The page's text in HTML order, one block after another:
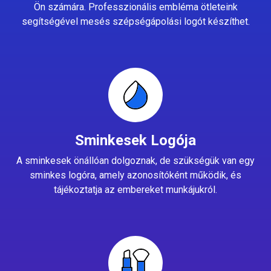
Ön számára. Professzionális embléma ötleteink
segítségével mesés szépségápolási logót készíthet.
Sminkesek Logója
A sminkesek önállóan dolgoznak, de szükségük van egy
sminkes logóra, amely azonosítóként működik, és
tájékoztatja az embereket munkájukról.